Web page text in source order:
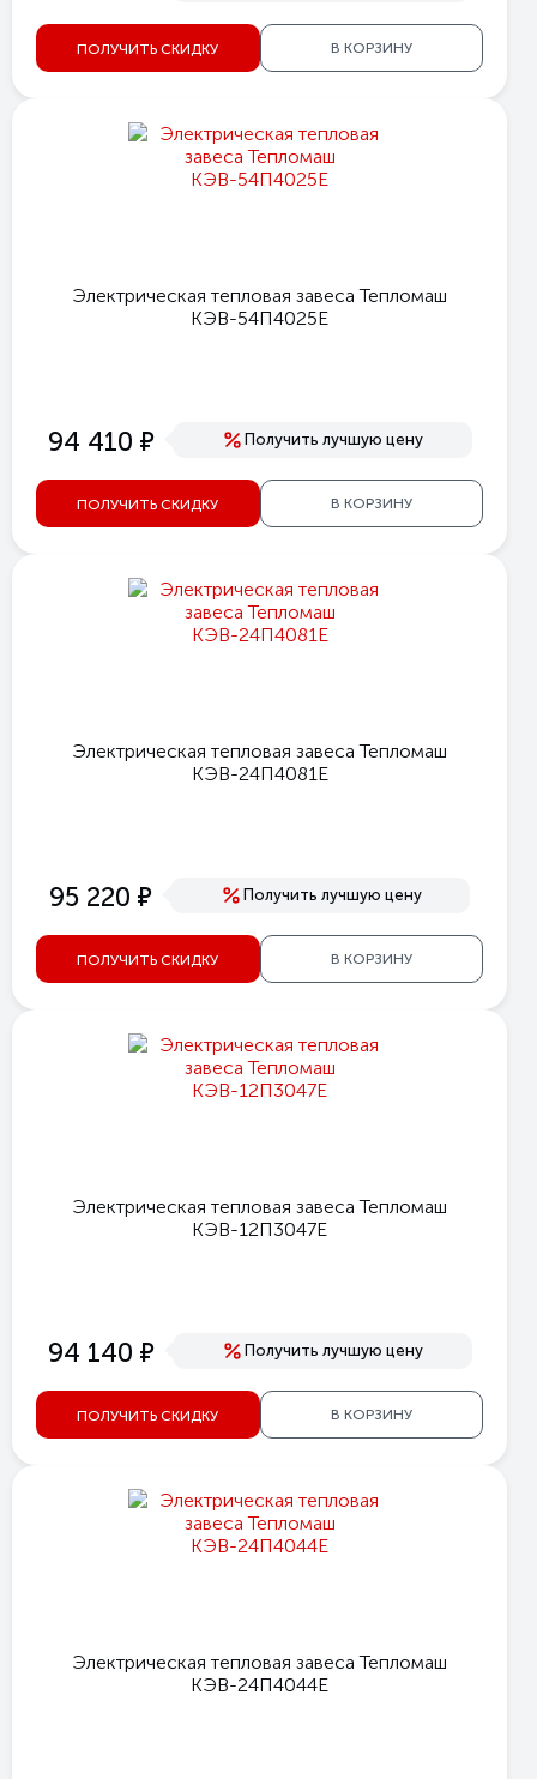
ПОЛУЧИТЬ СКИДКУ В КОРЗИНУ
Электрическая тепловая завеса Тепломаш
КЭВ-54П4025E
94 410 е Получить лучшую цену
ПОЛУЧИТЬ СКИДКУ В КОРЗИНУ
Электрическая тепловая завеса Тепломаш
КЭВ-24П4081Е
95 220 е Получить лучшую цену
ПОЛУЧИТЬ СКИДКУ В КОРЗИНУ
Электрическая тепловая завеса Тепломаш
КЭВ-12П3047Е
94 140 е Получить лучшую цену
ПОЛУЧИТЬ СКИДКУ В КОРЗИНУ
Электрическая тепловая завеса Тепломаш
КЭВ-24П4044Е